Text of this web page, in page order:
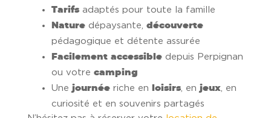
Tarifsadaptés pour toute la famille
Naturedépaysante, découverte
pédagogique et détente assurée
Facilement accessibledepuis Perpignan
ou votre camping
Une journéeriche en loisirs, en jeux, en
curiosité et en souvenirs partagés